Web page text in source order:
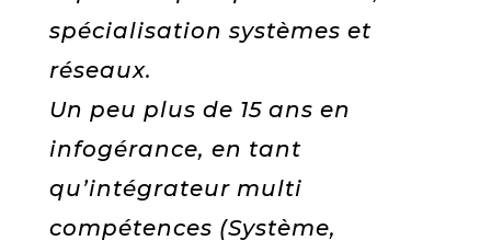
spécialisation systèmes et
réseaux.
Un peu plus de 15 ans en
infogérance, en tant
qu’intégrateur multi
compétences (Système,